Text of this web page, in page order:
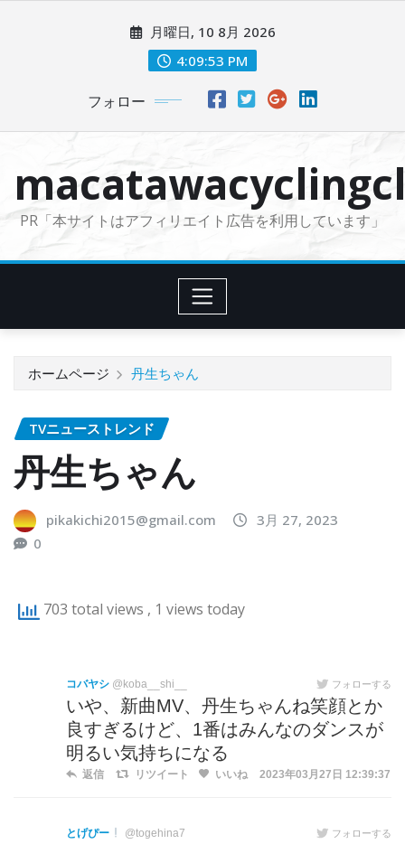
に
月曜日, 10 8月 2026
4:09:54 PM
フォロー
PR「本サイトはアフィリエイト広告を利用しています」
ホームページ 丹生ちゃん
TVニューストレンド
丹生ちゃん
pikakichi2015@gmail.com
3月 27, 2023
0
703 total views , 1 views today
コバヤシ @koba__shi__ フォローする
いや、新曲MV、丹生ちゃんね笑顔とか
良すぎるけど、1番はみんなのダンスが
明るい気持ちになる
返信 リツイート いいね 2023年03月27日 12:39:37
とげぴー @togehina7 フォローする